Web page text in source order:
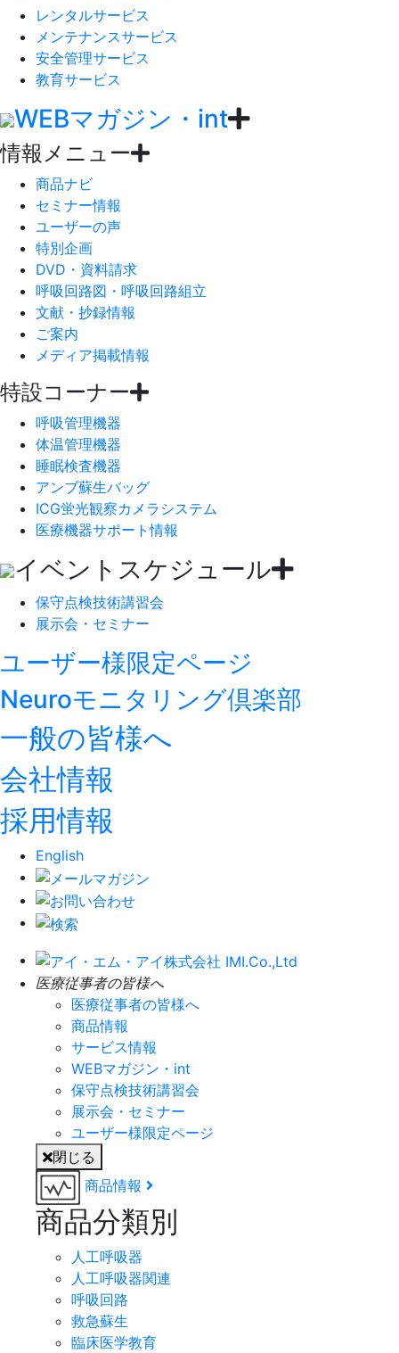
レンタルサービス
メンテナンスサービス
安全管理サービス
教育サービス
WEBマガジン・int
情報メニュー
商品ナビ
セミナー情報
ユーザーの声
特別企画
DVD・資料請求
呼吸回路図・呼吸回路組立
文献・抄録情報
ご案内
メディア掲載情報
特設コーナー
呼吸管理機器
体温管理機器
睡眠検査機器
アンブ蘇生バッグ
ICG蛍光観察カメラシステム
医療機器サポート情報
イベントスケジュール
保守点検技術講習会
展示会・セミナー
ユーザー様限定ページ
Neuroモニタリング倶楽部
一般の皆様へ
会社情報
採用情報
English
医療従事者の皆様へ
医療従事者の皆様へ
商品情報
サービス情報
WEBマガジン・int
保守点検技術講習会
展示会・セミナー
ユーザー様限定ページ
閉じる
商品情報
商品分類別
人工呼吸器
人工呼吸器関連
呼吸回路
救急蘇生
臨床医学教育